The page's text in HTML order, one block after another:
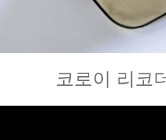
코로이 리코